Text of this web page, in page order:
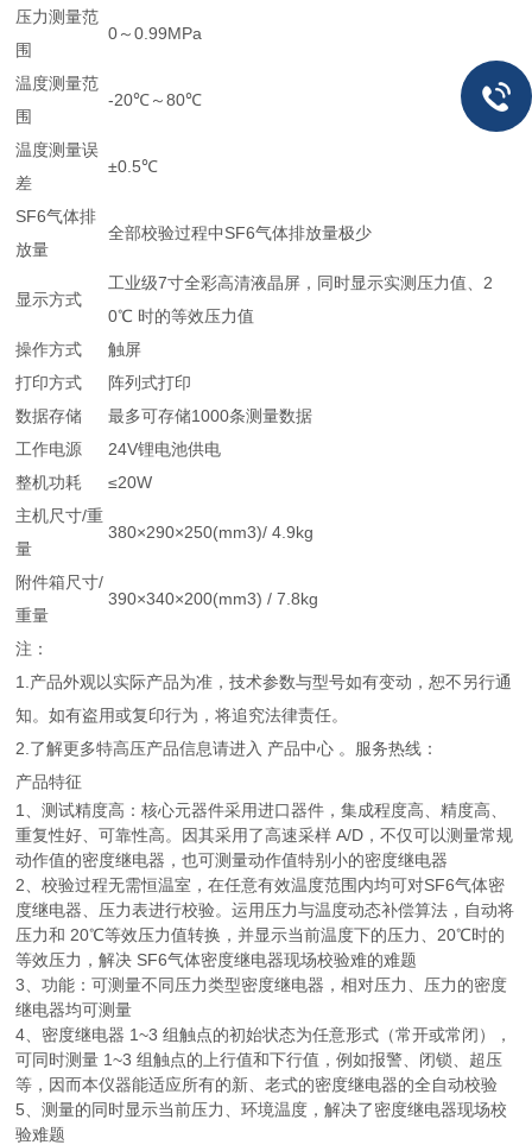
压力测量范
围
0～0.99MPa
温度测量范
围
-20℃～80℃
温度测量误
差
±0.5℃
SF6气体排
放量
全部校验过程中SF6气体排放量极少
显示方式
工业级7寸全彩高清液晶屏，同时显示实测压力值、2
0℃ 时的等效压力值
操作方式
触屏
打印方式
阵列式打印
数据存储
最多可存储1000条测量数据
工作电源
24V锂电池供电
整机功耗
≤20W
主机尺寸/重
量
380×290×250(mm3)/ 4.9kg
附件箱尺寸/
重量
390×340×200(mm3) / 7.8kg
注：
1.产品外观以实际产品为准，技术参数与型号如有变动，恕不另行通
知。如有盗用或复印行为，将追究法律责任。
2.了解更多特高压产品信息请进入 产品中心 。服务热线：
产品特征
1、测试精度高：核心元器件采用进口器件，集成程度高、精度高、
重复性好、可靠性高。因其采用了高速采样 A/D，不仅可以测量常规
动作值的密度继电器，也可测量动作值特别小的密度继电器
2、校验过程无需恒温室，在任意有效温度范围内均可对SF6气体密
度继电器、压力表进行校验。运用压力与温度动态补偿算法，自动将
压力和 20℃等效压力值转换，并显示当前温度下的压力、20℃时的
等效压力，解决 SF6气体密度继电器现场校验难的难题
3、功能：可测量不同压力类型密度继电器，相对压力、压力的密度
继电器均可测量
4、密度继电器 1~3 组触点的初始状态为任意形式（常开或常闭），
可同时测量 1~3 组触点的上行值和下行值，例如报警、闭锁、超压
等，因而本仪器能适应所有的新、老式的密度继电器的全自动校验
5、测量的同时显示当前压力、环境温度，解决了密度继电器现场校
验难题